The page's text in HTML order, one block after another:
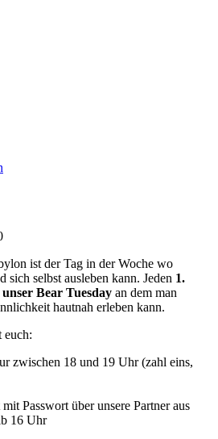
ist der Tag in der Woche wo
sich selbst ausleben kann. Jeden 1.
Bear Tuesday an dem man
hautnah erleben kann.
euch:
zwischen 18 und 19 Uhr (zahl eins,
Passwort über unsere Partner aus
16 Uhr